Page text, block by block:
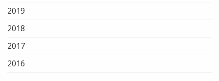
2019
2018
2017
2016